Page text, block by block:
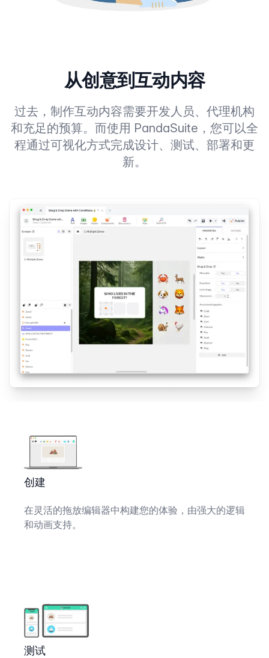
从创意到互动内容
过去，制作互动内容需要开发人员、代理机构
和充足的预算。而使用 PandaSuite，您可以全
程通过可视化方式完成设计、测试、部署和更
新。
创建
在灵活的拖放编辑器中构建您的体验，由强大的逻辑
和动画支持。
测试